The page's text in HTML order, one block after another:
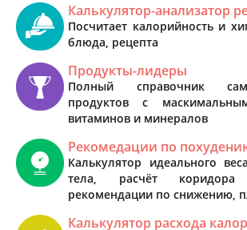
Калькулятор-анализатор
Посчитает калорийность и
блюда, рецепта
Продукты-лидеры
Полный справочник
продуктов с
витаминов и минералов
Рекомедации по
Калькулятор идеального
тела, расчёт коридора
рекомендации по снижению,
Калькулятор расхода